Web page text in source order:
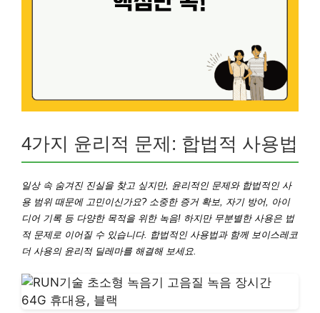
4가지 윤리적 문제: 합법적 사용법
일상 속 숨겨진 진실을 찾고 싶지만, 윤리적인 문제와 합법적인 사
용 범위 때문에 고민이신가요? 소중한 증거 확보, 자기 방어, 아이
디어 기록 등 다양한 목적을 위한 녹음! 하지만 무분별한 사용은 법
적 문제로 이어질 수 있습니다. 합법적인 사용법과 함께 보이스레코
더 사용의 윤리적 딜레마를 해결해 보세요.